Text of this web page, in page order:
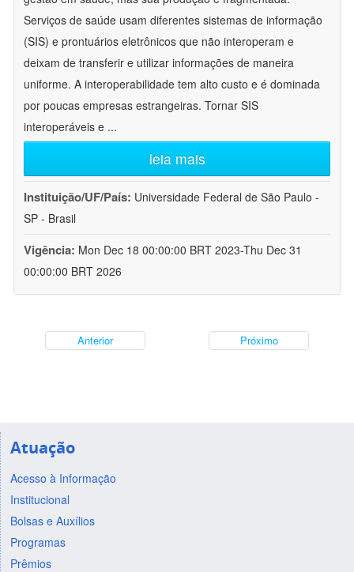
Serviços de saúde usam diferentes sistemas de informação
(SIS) e prontuários eletrônicos que não interoperam e
deixam de transferir e utilizar informações de maneira
uniforme. A interoperabilidade tem alto custo e é dominada
por poucas empresas estrangeiras. Tornar SIS
interoperáveis e ...
leia mais
Instituição/UF/País: Universidade Federal de São Paulo -
SP - Brasil
Vigência: Mon Dec 18 00:00:00 BRT 2023-Thu Dec 31
00:00:00 BRT 2026
Anterior Próximo
Atuação
Acesso à Informação
Institucional
Bolsas e Auxílios
Programas
Prêmios